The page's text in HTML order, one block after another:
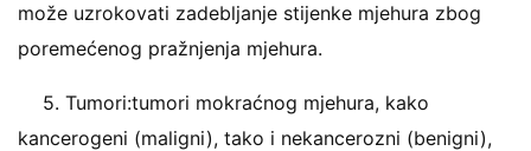
može uzrokovati zadebljanje stijenke mjehura zbog
poremećenog pražnjenja mjehura.
5. Tumori:tumori mokraćnog mjehura, kako
kancerogeni (maligni), tako i nekancerozni (benigni),